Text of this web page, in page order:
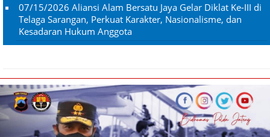
07/15/2026 Aliansi Alam Bersatu Jaya Gelar Diklat Ke-III di
Telaga Sarangan, Perkuat Karakter, Nasionalisme, dan
Kesadaran Hukum Anggota